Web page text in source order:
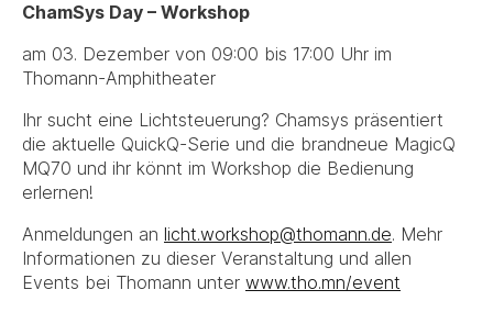
ChamSys Day – Workshop
am 03. Dezember von 09:00 bis 17:00 Uhr im
Thomann-Amphitheater
Ihr sucht eine Lichtsteuerung? Chamsys präsentiert
die aktuelle QuickQ-Serie und die brandneue MagicQ
MQ70 und ihr könnt im Workshop die Bedienung
erlernen!
Anmeldungen an licht.workshop@thomann.de. Mehr
Informationen zu dieser Veranstaltung und allen
Events bei Thomann unter www.tho.mn/event